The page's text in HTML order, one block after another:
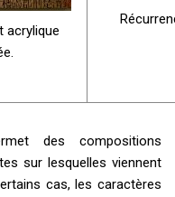
acrylique
des compositions
sur lesquelles viennent
cas, les caractères